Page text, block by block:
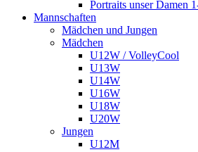
Portraits unser Damen
Mannschaften
Mädchen und Jungen
Mädchen
U12W / VolleyCool
U13W
U14W
U16W
U18W
U20W
Jungen
U12M